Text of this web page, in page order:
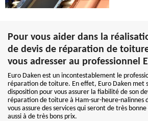
Pour vous aider dans la
de devis de réparation de
vous adresser au professionnel
Euro Daken est un incontestablement le
réparation de toiture. En effet, Euro Daken met
disposition pour vous assurer la fiabilité de son
réparation de toiture à Ham-sur-heure-nalinnes
vous assure des services qui seront de très
aussi à de très bons prix.